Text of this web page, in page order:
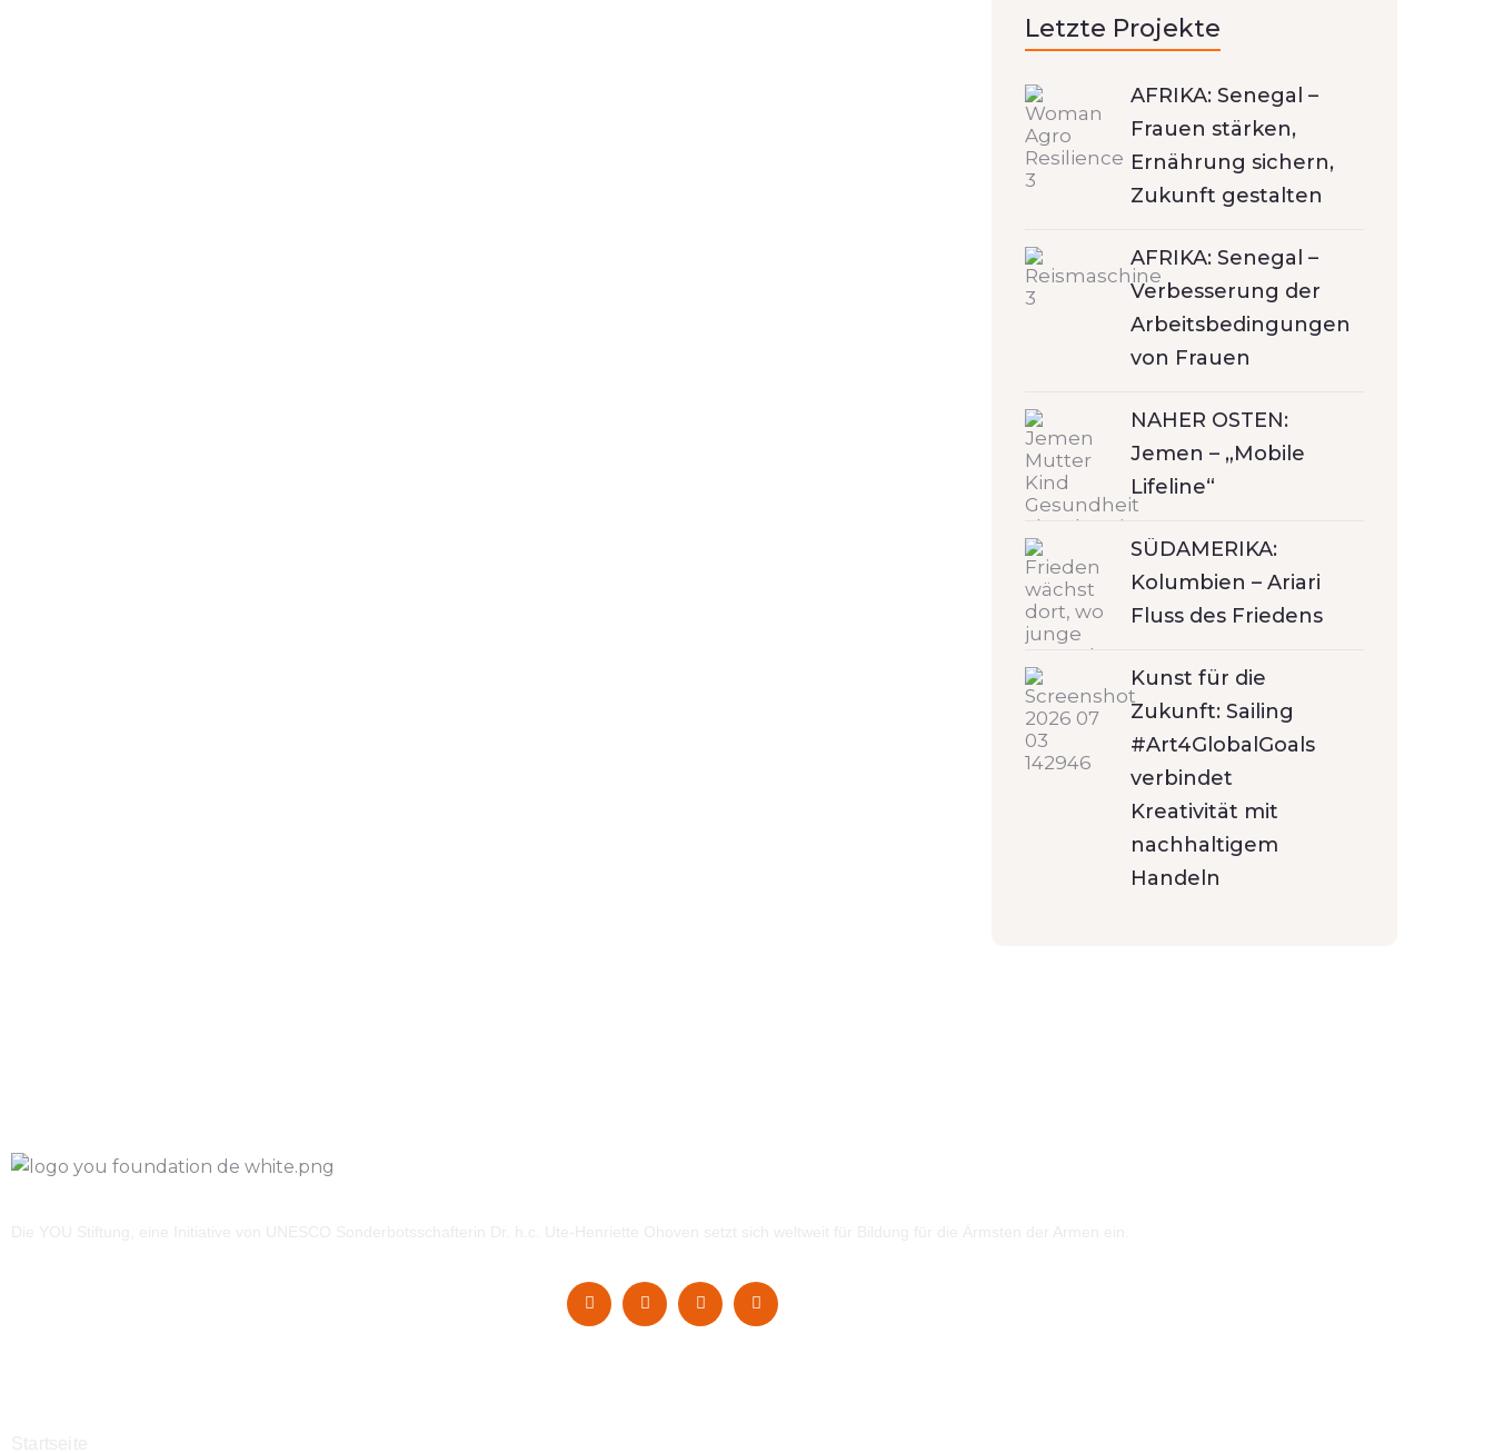
Letzte Projekte
AFRIKA: Senegal –
Frauen stärken,
Ernährung sichern,
Zukunft gestalten
AFRIKA: Senegal –
Verbesserung der
Arbeitsbedingungen
von Frauen
NAHER OSTEN:
Jemen – „Mobile
Lifeline“
SÜDAMERIKA:
Kolumbien – Ariari
Fluss des Friedens
Kunst für die
Zukunft: Sailing
#Art4GlobalGoals
verbindet
Kreativität mit
nachhaltigem
Handeln